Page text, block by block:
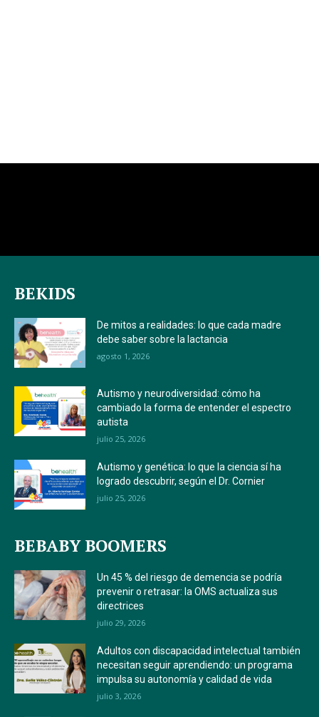
BEKIDS
De mitos a realidades: lo que cada madre
debe saber sobre la lactancia
agosto 1, 2026
Autismo y neurodiversidad: cómo ha
cambiado la forma de entender el espectro
autista
julio 25, 2026
Autismo y genética: lo que la ciencia sí ha
logrado descubrir, según el Dr. Cornier
julio 25, 2026
BEBABY BOOMERS
Un 45 % del riesgo de demencia se podría
prevenir o retrasar: la OMS actualiza sus
directrices
julio 29, 2026
Adultos con discapacidad intelectual también
necesitan seguir aprendiendo: un programa
impulsa su autonomía y calidad de vida
julio 3, 2026